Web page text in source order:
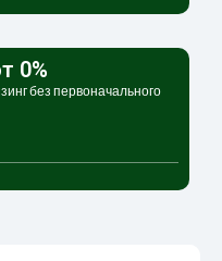
0%
без первоначального